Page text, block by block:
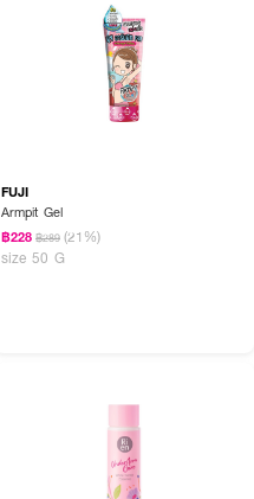
FUJI
Armpit Gel
฿228 ฿289 (21%)
size 50 G